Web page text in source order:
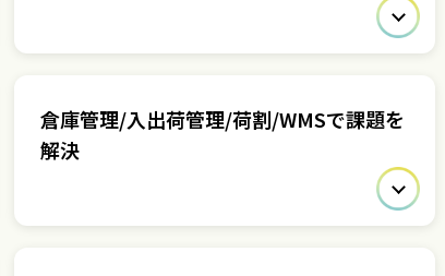
倉庫管理/入出荷管理/荷割/WMSで課題を
解決